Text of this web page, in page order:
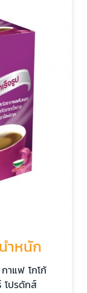
ำหนัก
าแฟ โกโก้
โปรดักส์